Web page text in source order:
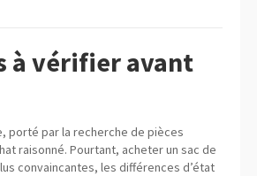
à vérifier avant
porté par la recherche de pièces
raisonné. Pourtant, acheter un sac de
convaincantes, les différences d’état